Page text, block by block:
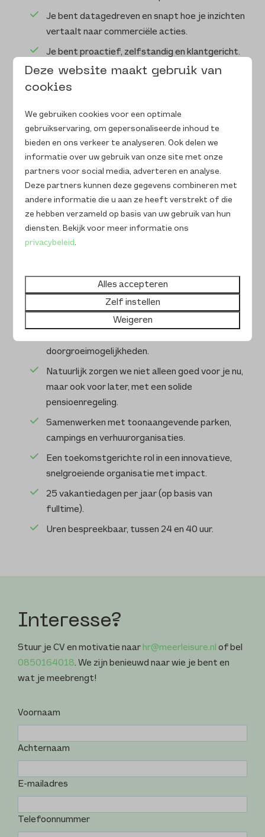
Je bent datagedreven en snapt hoe je inzichten
vertaalt naar commerciële acties.
Je bent proactief, zelfstandig en klantgericht.
Je krijgt energie van groei en hebt zin om samen
iets moois op te bouwen.
Wat bieden wij?
Een enthousiast, hecht team dat samen knalt
én lol heeft.
Hybride werken: deels thuis, minimaal twee
Een comfortabele werkplek, ook thuis: zit/sta-
bureau, groot curved scherm en een MacBook
van de zaak.
helemaal los.
Veel vrijheid, verantwoordelijkheid en ruimte
voor jouw ideeën.
doorgroeimogelijkheden.
Natuurlijk zorgen we niet alleen goed voor je nu,
maar ook voor later, met een solide
pensioenregeling.
Samenwerken met toonaangevende parken,
campings en verhuurorganisaties.
Een toekomstgerichte rol in een innovatieve,
snelgroeiende organisatie met impact.
25 vakantiedagen per jaar (op basis van
fulltime).
Uren bespreekbaar, tussen 24 en 40 uur.
Interesse?
Stuur je CV en motivatie naar hr@meerleisure.nl of bel
0850164018. We zijn benieuwd naar wie je bent en
wat je meebrengt!
Voornaam
Achternaam
E-mailadres
Telefoonnummer
Deze website maakt gebruik van
cookies
We gebruiken cookies voor een optimale
gebruikservaring, om gepersonaliseerde inhoud te
bieden en ons verkeer te analyseren. Ook delen we
informatie over uw gebruik van onze site met onze
partners voor social media, adverteren en analyse.
Deze partners kunnen deze gegevens combineren met
andere informatie die u aan ze heeft verstrekt of die
ze hebben verzameld op basis van uw gebruik van hun
diensten. Bekijk voor meer informatie ons
privacybeleid.
Alles accepteren
Zelf instellen
Weigeren